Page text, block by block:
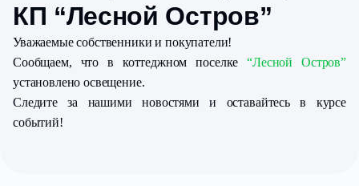
КП “Лесной Остров”
Уважаемые собственники и покупатели!
Сообщаем, что в коттеджном поселке“Лесной Остров”
установлено освещение.
Следите за нашими новостями и оставайтесь в курсе
событий!